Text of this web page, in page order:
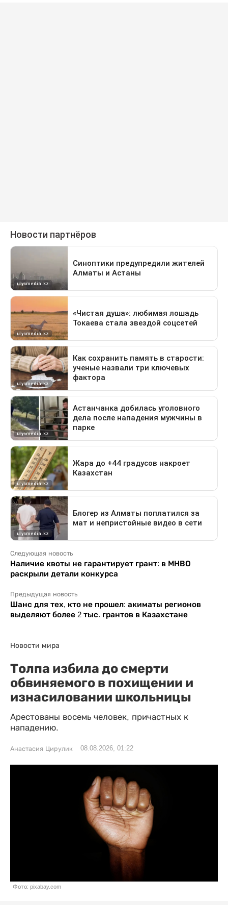
Следующая новость
Наличие квоты не гарантирует грант: в МНВО
раскрыли детали конкурса
Предыдущая новость
Шанс для тех, кто не прошел: акиматы регионов
выделяют более 2 тыс. грантов в Казахстане
Новости мира
Толпа избила до смерти
обвиняемого в похищении и
изнасиловании школьницы
Арестованы восемь человек, причастных к
нападению.
Анастасия Цирулик 08.08.2026, 01:22
Фото: pixabay.com